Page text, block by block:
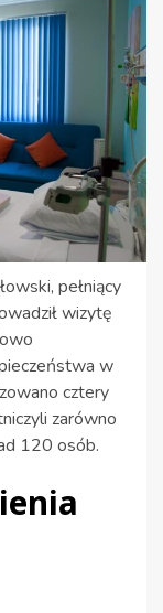
pełniący
wizytę
w
cztery
zarówno
120 osób.